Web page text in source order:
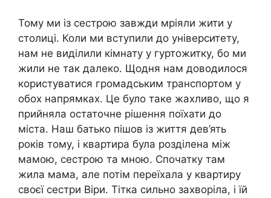
Тому ми із сестрою завжди мріяли жити у
столиці. Коли ми вступили до університету,
нам не виділили кімнату у гуртожитку, бо ми
жили не так далеко. Щодня нам доводилося
користуватися громадським транспортом у
обох напрямках. Це було таке жахливо, що я
прийняла остаточне рішення поїхати до
міста. Наш батько пішов із життя дев’ять
років тому, і квартира була розділена між
мамою, сестрою та мною. Спочатку там
жила мама, але потім переїхала у квартиру
своєї сестри Віри. Тітка сильно захворіла, і їй